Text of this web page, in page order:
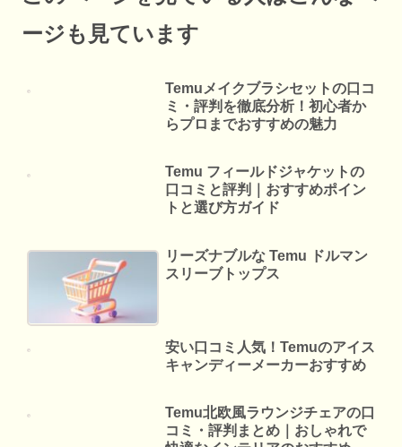
ージも見ています
Temuメイクブラシセットの口コ
ミ・評判を徹底分析！初心者か
らプロまでおすすめの魅力
Temu フィールドジャケットの
口コミと評判｜おすすめポイン
トと選び方ガイド
リーズナブルな Temu ドルマン
スリーブトップス
安い口コミ人気！Temuのアイス
キャンディーメーカーおすすめ
Temu北欧風ラウンジチェアの口
コミ・評判まとめ｜おしゃれで